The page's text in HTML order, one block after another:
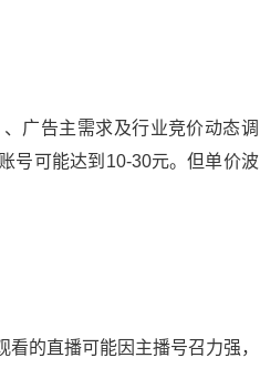
广告主需求及行业竞价动态调
号可能达到10-30元。但单价波
的直播可能因主播号召力强，